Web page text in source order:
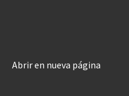
Abrir en nueva página